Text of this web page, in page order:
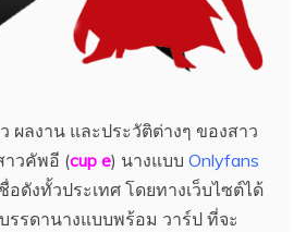
ผลงาน และประวัติต่างๆ ของสาว
าวคัพอี (cup e) นางแบบ Onlyfans
อดังทั้วประเทศ โดยทางเว็บไซต์ได้
รรดานางแบบพร้อม วาร์ป ที่จะ